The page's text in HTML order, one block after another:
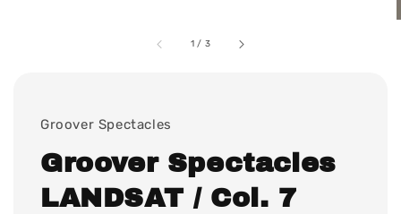
1 / 3
Groover Spectacles
Groover Spectacles
LANDSAT / Col. 7